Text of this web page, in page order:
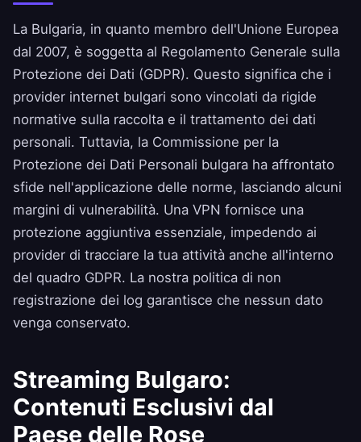
La Bulgaria, in quanto membro dell'Unione Europea
dal 2007, è soggetta al Regolamento Generale sulla
Protezione dei Dati (GDPR). Questo significa che i
provider internet bulgari sono vincolati da rigide
normative sulla raccolta e il trattamento dei dati
personali. Tuttavia, la Commissione per la
Protezione dei Dati Personali bulgara ha affrontato
sfide nell'applicazione delle norme, lasciando alcuni
margini di vulnerabilità. Una VPN fornisce una
protezione aggiuntiva essenziale, impedendo ai
provider di tracciare la tua attività anche all'interno
del quadro GDPR. La nostra politica di non
registrazione dei log garantisce che nessun dato
venga conservato.
Streaming Bulgaro:
Contenuti Esclusivi dal
Paese delle Rose